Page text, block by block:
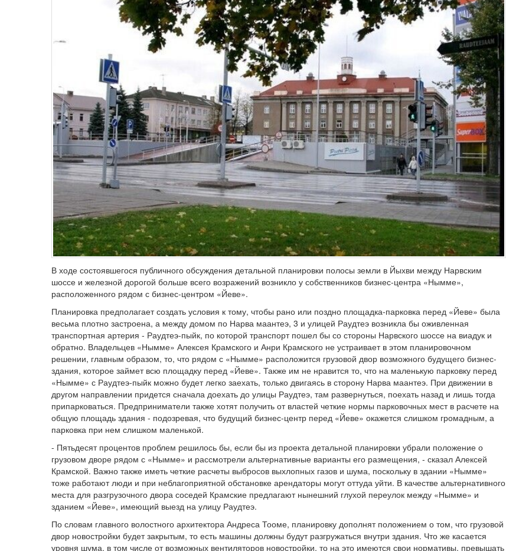
В ходе состоявшегося публичного обсуждения детальной планировки полосы земли в Йыхви между Нарвским
шоссе и железной дорогой больше всего возражений возникло у собственников бизнес-центра «Нымме»,
расположенного рядом с бизнес-центром «Йеве».
Планировка предполагает создать условия к тому, чтобы рано или поздно площадка-парковка перед «Йеве» была
весьма плотно застроена, а между домом по Нарва маантеэ, 3 и улицей Раудтеэ возникла бы оживленная
транспортная артерия - Раудтеэ-пыйк, по которой транспорт пошел бы со стороны Нарвского шоссе на виадук и
обратно. Владельцев «Нымме» Алексея Крамского и Анри Крамского не устраивает в этом планировочном
решении, главным образом, то, что рядом с «Нымме» расположится грузовой двор возможного будущего бизнес-
здания, которое займет всю площадку перед «Йеве». Также им не нравится то, что на маленькую парковку перед
«Нымме» с Раудтеэ-пыйк можно будет легко заехать, только двигаясь в сторону Нарва маантеэ. При движении в
другом направлении придется сначала доехать до улицы Раудтеэ, там развернуться, поехать назад и лишь тогда
припарковаться. Предприниматели также хотят получить от властей четкие нормы парковочных мест в расчете на
общую площадь здания - подозревая, что будущий бизнес-центр перед «Йеве» окажется слишком громадным, а
парковка при нем слишком маленькой.
- Пятьдесят процентов проблем решилось бы, если бы из проекта детальной планировки убрали положение о
грузовом дворе рядом с «Нымме» и рассмотрели альтернативные варианты его размещения, - сказал Алексей
Крамской. Важно также иметь четкие расчеты выбросов выхлопных газов и шума, поскольку в здании «Нымме»
тоже работают люди и при неблагоприятной обстановке арендаторы могут оттуда уйти. В качестве альтернативного
места для разгрузочного двора соседей Крамские предлагают нынешний глухой переулок между «Нымме» и
зданием «Йеве», имеющий выезд на улицу Раудтеэ.
По словам главного волостного архитектора Андреса Тооме, планировку дополнят положением о том, что грузовой
двор новостройки будет закрытым, то есть машины должны будут разгружаться внутри здания. Что же касается
уровня шума, в том числе от возможных вентиляторов новостройки, то на это имеются свои нормативы, превышать